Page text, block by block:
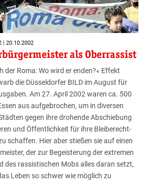
| 20.10.2002
als Oberrassist
der Roma: Wo wird er enden?« Effekt
die Düsseldorfer BILD im August für
Am 27. April 2002 waren ca. 500
aus aufgebrochen, um in diversen
gegen ihre drohende Abschiebung
und Öffentlichkeit für ihre Bleiberecht-
schaffen. Hier aber stießen sie auf einen
der zur Begeisterung der extremen
des rassistischen Mobs alles daran setzt,
Leben so schwer wie möglich zu